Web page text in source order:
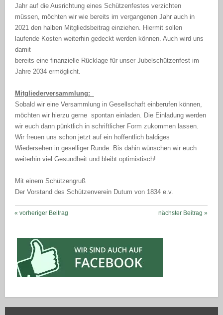
Jahr auf die Ausrichtung eines Schützenfestes verzichten
müssen, möchten wir wie bereits im vergangenen Jahr auch in
2021 den halben Mitgliedsbeitrag einziehen. Hiermit sollen
laufende Kosten weiterhin gedeckt werden können. Auch wird uns
damit
bereits eine finanzielle Rücklage für unser Jubelschützenfest im
Jahre 2034 ermöglicht.
Mitgliederversammlung:
Sobald wir eine Versammlung in Gesellschaft einberufen können,
möchten wir hierzu gerne spontan einladen. Die Einladung werden
wir euch dann pünktlich in schriftlicher Form zukommen lassen.
Wir freuen uns schon jetzt auf ein hoffentlich baldiges
Wiedersehen in geselliger Runde. Bis dahin wünschen wir euch
weiterhin viel Gesundheit und bleibt optimistisch!
Mit einem Schützengruß
Der Vorstand des Schützenverein Dutum von 1834 e.v.
« vorheriger Beitrag nächster Beitrag »